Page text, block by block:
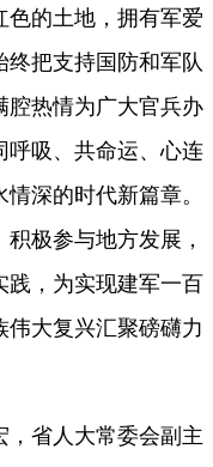
色的土地，拥有军爱
把支持国防和军队
腔热情为广大官兵办
呼吸、共命运、心连
深的时代新篇章。
极参与地方发展，
践，为实现建军一百
大复兴汇聚磅礴力
省人大常委会副主